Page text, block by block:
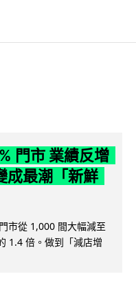
門市 業績反增
成最潮「新鮮
市從 1,000 間大幅減至
1.4 倍。做到「減店增